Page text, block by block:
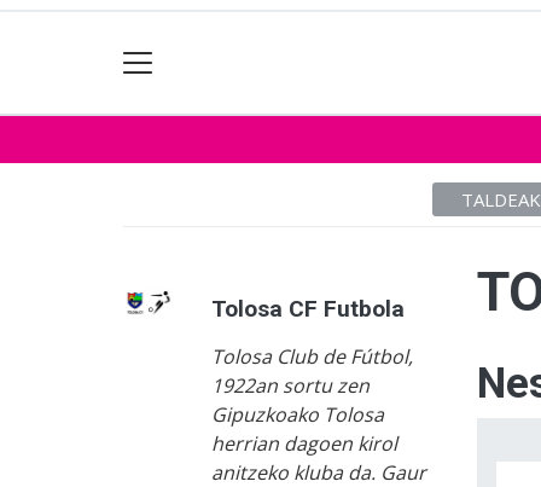
TALDEAK
Tolosa CF Futbola
Tolosa Club de Fútbol,
1922an sortu zen
Gipuzkoako Tolosa
herrian dagoen kirol
anitzeko kluba da. Gaur